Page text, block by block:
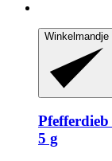
Winkelmandje
Pfefferdieb
5 g